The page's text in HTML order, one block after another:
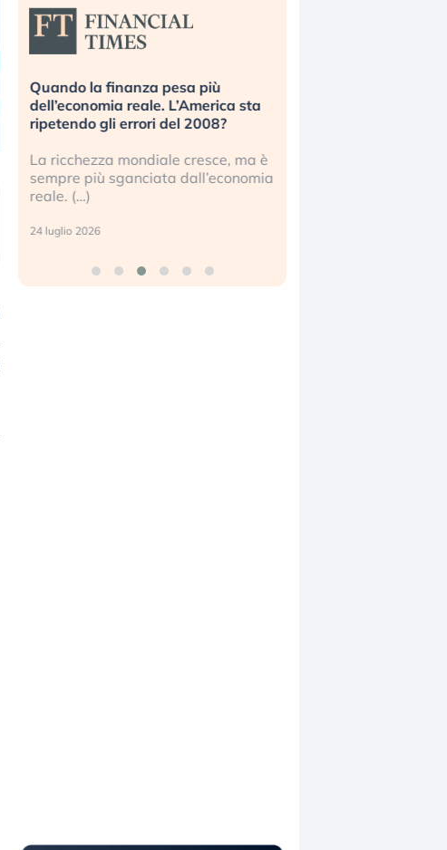
Quando la finanza pesa più
dell’economia reale. L’America sta
ripetendo gli errori del 2008?
La ricchezza mondiale cresce, ma è
sempre più sganciata dall’economia
reale. (…)
24 luglio 2026